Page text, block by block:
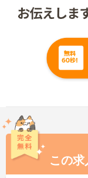
この